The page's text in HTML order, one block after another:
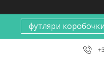
футляри коробочки